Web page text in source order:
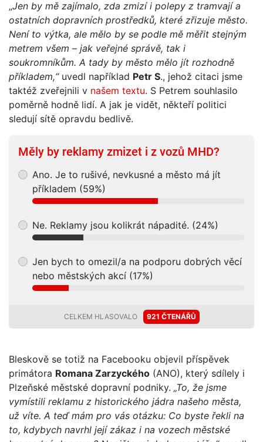
„Jen by mě zajímalo, zda zmizí i polepy z tramvají a
ostatních dopravních prostředků, které zřizuje město.
Není to výtka, ale mělo by se podle mě měřit stejným
metrem všem – jak veřejné správě, tak i
soukromníkům. A tady by město mělo jít rozhodně
příkladem,“ uvedl například Petr S., jehož citaci jsme
taktéž zveřejnili v našem textu. S Petrem souhlasilo
poměrně hodně lidí. A jak je vidět, někteří politici
sledují sítě opravdu bedlivě.
Měly by reklamy zmizet i z vozů MHD?
Ano. Je to rušivé, nevkusné a město má jít
příkladem (59%)
Ne. Reklamy jsou kolikrát nápadité. (24%)
Jen bych to omezil/a na podporu dobrých věcí
nebo městských akcí (17%)
CELKEM HLASOVALO 921 ČTENÁŘŮ
Bleskově se totiž na Facebooku objevil příspěvek
primátora Romana Zarzyckého (ANO), který sdílely i
Plzeňské městské dopravní podniky. „To, že jsme
vymístili reklamu z historického jádra našeho města,
už víte. A teď mám pro vás otázku: Co byste řekli na
to, kdybych navrhl její zákaz i na vozech městské